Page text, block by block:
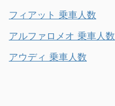
フィアット 乗車人数
アルファロメオ 乗車人数
アウディ 乗車人数